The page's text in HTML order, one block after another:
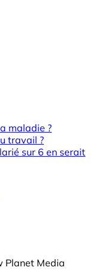
maladie ?
travail ?
sur 6 en serait
Planet Media